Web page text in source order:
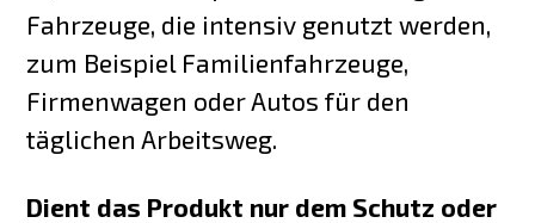
Fahrzeuge, die intensiv genutzt werden,
zum Beispiel Familienfahrzeuge,
Firmenwagen oder Autos für den
täglichen Arbeitsweg.
Dient das Produkt nur dem Schutz oder